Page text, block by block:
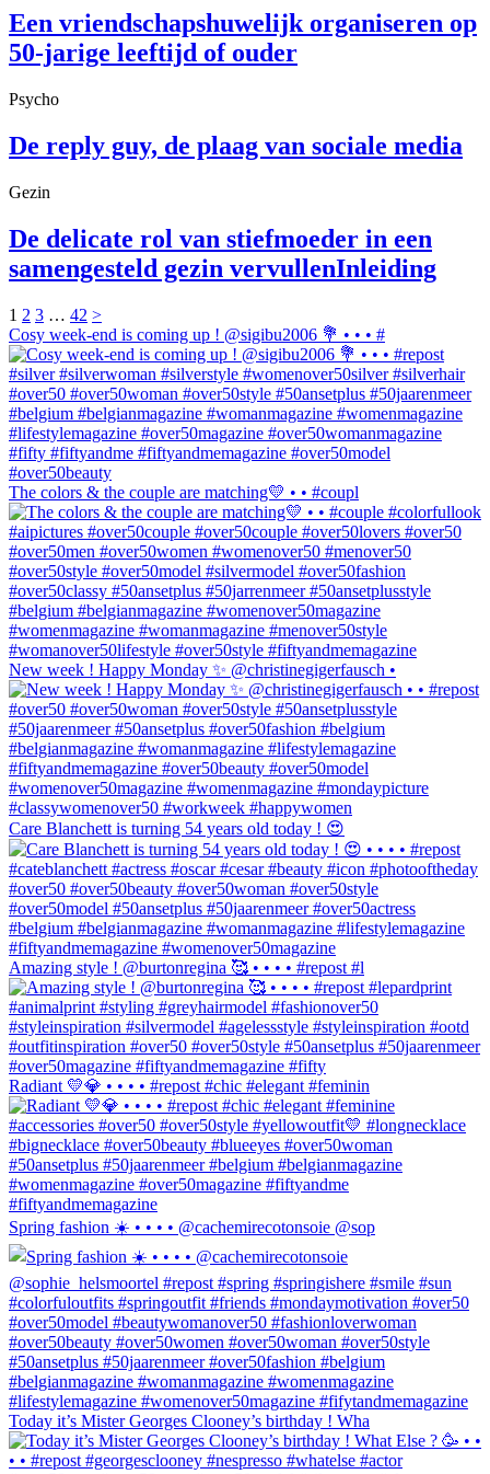
Een vriendschapshuwelijk organiseren op
50-jarige leeftijd of ouder
Psycho
De reply guy, de plaag van sociale media
Gezin
De delicate rol van stiefmoeder in een
samengesteld gezin vervullenInleiding
1 2 3 … 42 >
Cosy week-end is coming up ! @sigibu2006 💐 • • • #
The colors & the couple are matching💛 • • #coupl
New week ! Happy Monday ✨ @christinegigerfausch •
Care Blanchett is turning 54 years old today ! 😍
Amazing style ! @burtonregina 🥰 • • • • #repost #l
Radiant 💛💎 • • • • #repost #chic #elegant #feminin
Spring fashion ☀️ • • • • @cachemirecotonsoie @sop
Today it’s Mister Georges Clooney’s birthday ! Wha